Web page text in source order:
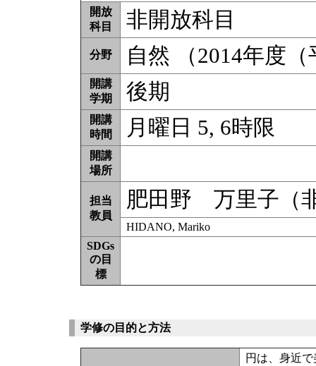
開放
科目
非開放科目
分野 自然 （2014年度
開講
学期
後期
開講
時間
月曜日 5, 6時限
開講
場所
担当
教員
肥田野 万里子（
HIDANO, Mariko
SDGs
の目
標
学修の目的と方法
円は、身近